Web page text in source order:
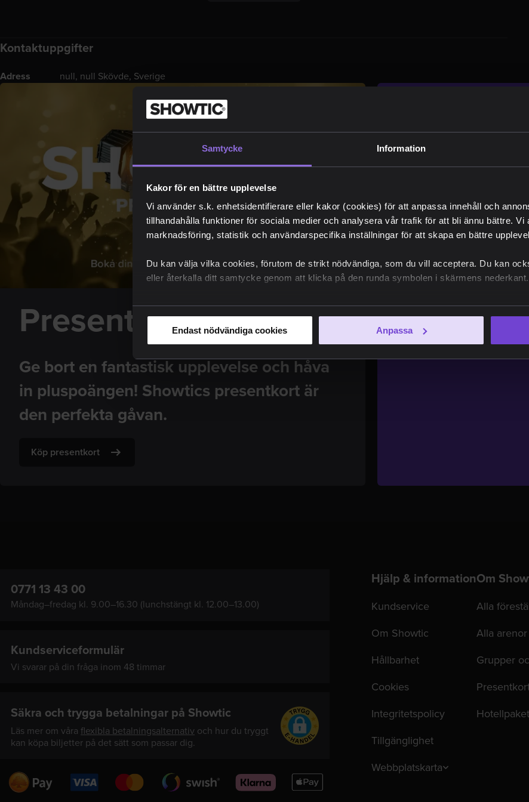
Samtycke Information
Kakor för en bättre upplevelse
Vi använder s.k. enhetsidentifierare eller kakor (cookies) för att anpassa innehåll och
tillhandahålla funktioner för sociala medier och analysera vår trafik för att bli ännu bättre. Vi
marknadsföring, statistik och användarspecifika inställningar för att skapa en bättre
Du kan välja vilka cookies, förutom de strikt nödvändiga, som du vill acceptera. Du kan
eller återkalla ditt samtycke genom att klicka på den runda symbolen i skärmens nederkant.
Endast nödvändiga cookies Anpassa
Kontaktuppgifter
Adress null, null Skövde, Sverige
Presentkort
Ge bort en fantastisk upplevelse och håva
in pluspoängen! Showtics presentkort är
den perfekta gåvan.
Köp presentkort
Senaste
Ta del av
0771 13 43 00
Måndag–fredag kl. 9.00–16.30 (lunchstängt kl. 12.00–13.00)
Kundserviceformulär
Vi svarar på din fråga inom 48 timmar
Säkra och trygga betalningar på Showtic
Läs mer om våra flexibla betalningsalternativ och hur du tryggt
kan köpa biljetter på det sätt som passar dig.
Swedbank
Pay
Visa Mastercard Swish Klarna
Apple
Pay
Hjälp & information
Kundservice
Om Showtic
Hållbarhet
Cookies
Integritetspolicy
Tillgänglighet
Webbplatskarta
Om
Alla
Alla arenor
Grupper
Hotellpaket